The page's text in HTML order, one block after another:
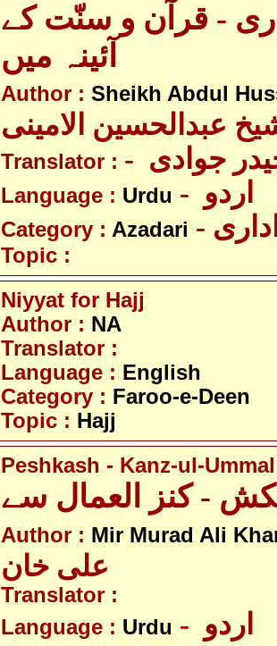
- قرآن و سنّت کے
آئینہ میں
Author : Sheikh Abdul
عبدالحسین الامینی
Translator : جوادی
Language : Urdu
Category : Azadari
Topic :
Niyyat for Hajj
Author : NA
Translator :
Language : English
Category : Faroo-e-Deen
Topic : Hajj
Peshkash - Kanz-ul-
- کنز العمال سے
Author : Mir Murad Ali
علی خان
Translator :
Language : Urdu